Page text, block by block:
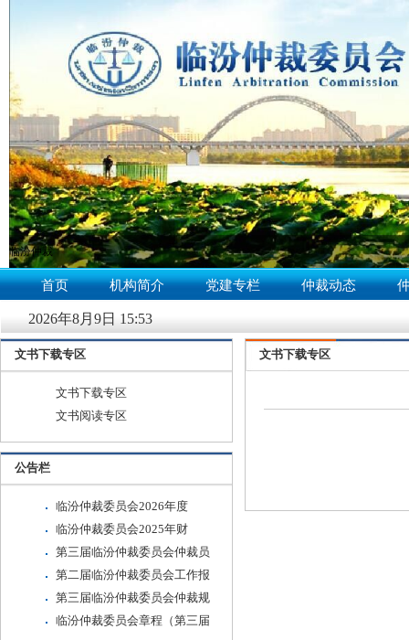
临汾仲裁
null 首页 机构简介 党建专栏 仲裁动态
2026年8月9日 15:53
文书下载专区
文书下载专区
文书阅读专区
公告栏
临汾仲裁委员会2026年度
临汾仲裁委员会2025年财
第三届临汾仲裁委员会仲裁员
第二届临汾仲裁委员会工作报
第三届临汾仲裁委员会仲裁规
临汾仲裁委员会章程（第三届
文书下载专区